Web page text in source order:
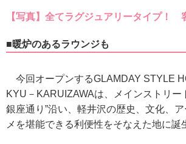
【写真】全てラグジュアリータイプ！
■暖炉のあるラウンジも
今回オープンするGLAMDAY STYLE
KYU－KARUIZAWAは、メインストリー
銀座通り”沿い、軽井沢の歴史、文化、
メを堪能できる利便性をそなえた地に誕